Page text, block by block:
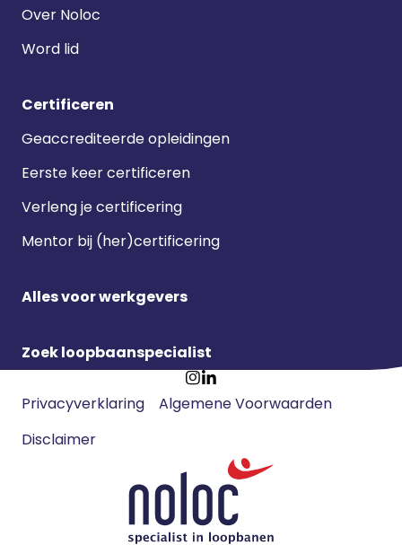
Over Noloc
Word lid
Certificeren
Geaccrediteerde opleidingen
Eerste keer certificeren
Verleng je certificering
Mentor bij (her)certificering
Alles voor werkgevers
Zoek loopbaanspecialist
GaGa
Footer
navigatie
Privacyverklaring
Algemene Voorwaarden
Disclaimer